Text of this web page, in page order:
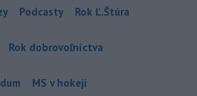
Podcasty Rok Ľ.Štúra
Rok dobrovoľníctva
MS v hokeji